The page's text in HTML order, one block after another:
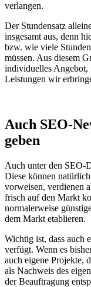
verlangen.
Der Stundensatz
insgesamt aus, denn
bzw. wie viele
müssen. Aus diesem
individuelles Angebot,
Leistungen wir
Auch SEO-
geben
Auch unter den SEO-
Diese können
vorweisen, verdienen
frisch auf den Markt
normalerweise
dem Markt etablieren.
Wichtig ist, dass auch
verfügt. Wenn es
auch eigene Projekte,
als Nachweis des
der Beauftragung